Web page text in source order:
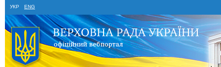
УКР ENG